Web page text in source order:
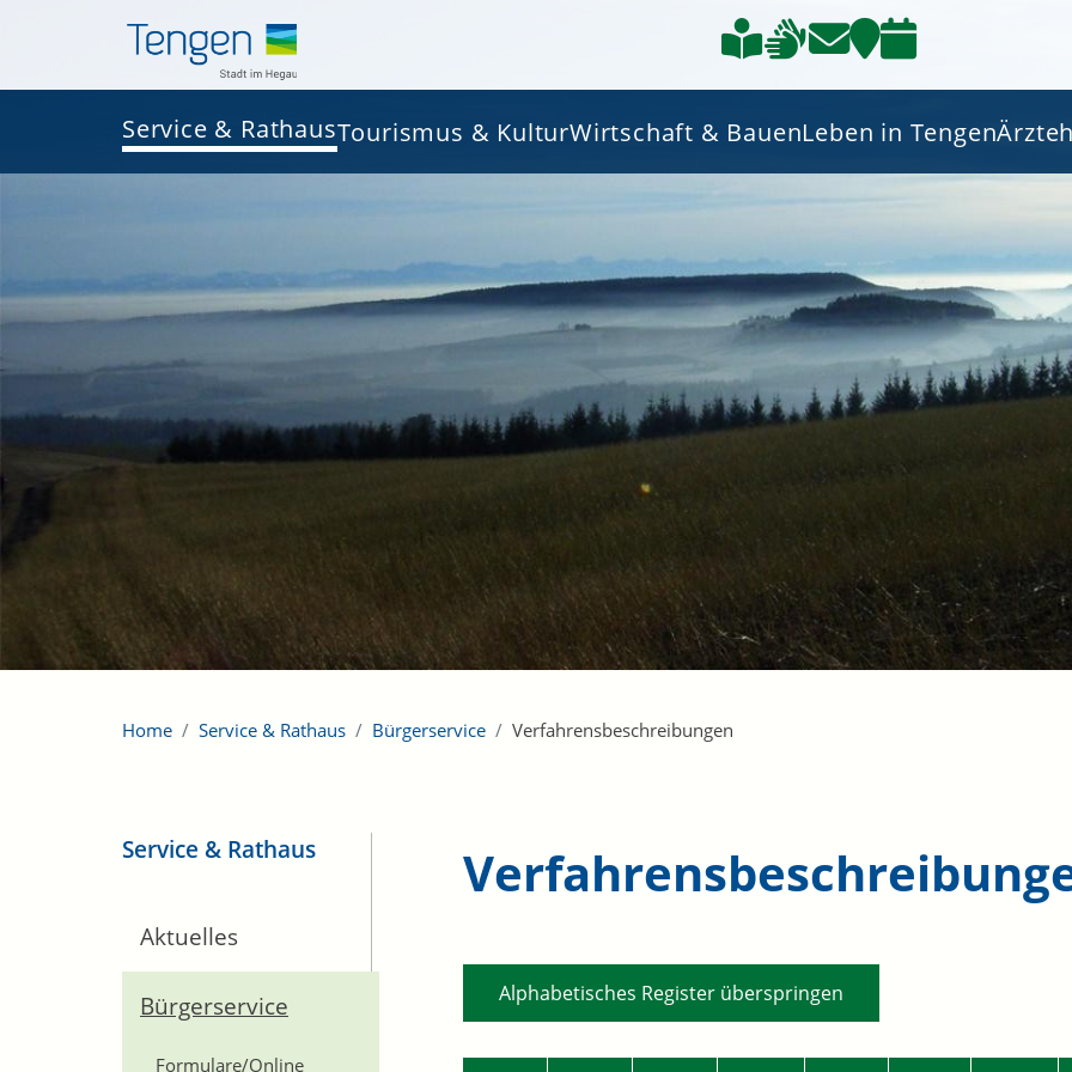
Service & RathausTourismus & KulturWirtschaft & BauenLeben in Tengen
Home Service & Rathaus Bürgerservice Verfahrensbeschreibungen
Service & Rathaus
Aktuelles
Bürgerservice
Formulare/Online
Alphabetisches Register überspringen